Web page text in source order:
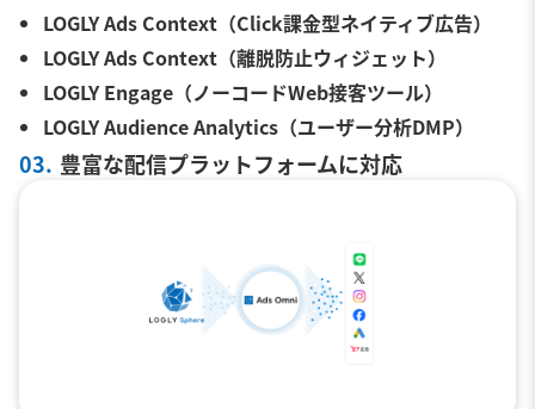
LOGLY Ads Context（Click課金型ネイティブ広告）
LOGLY Ads Context（離脱防止ウィジェット）
LOGLY Engage（ノーコードWeb接客ツール）
LOGLY Audience Analytics（ユーザー分析DMP）
03. 豊富な配信プラットフォームに対応